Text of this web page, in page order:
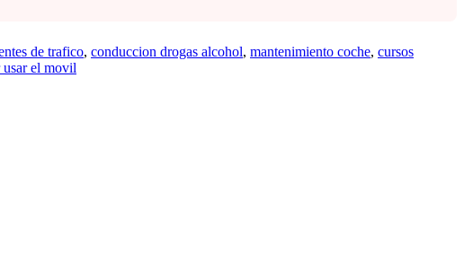
de trafico, conduccion drogas alcohol, mantenimiento coche, cursos
usar el movil